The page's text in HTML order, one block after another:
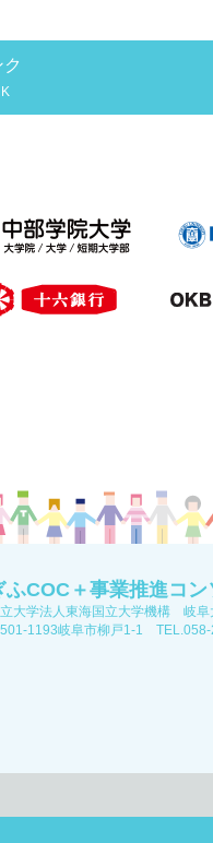
ク
ふCOC＋事業推進コ
立大学法人東海国立大学機構 岐
1193岐阜市柳戸1-1